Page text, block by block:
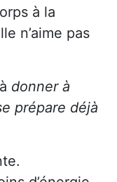
à la
n’aime pas
donner à
prépare déjà